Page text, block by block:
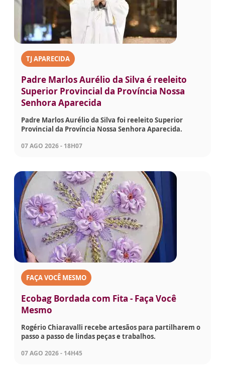
TJ APARECIDA
Padre Marlos Aurélio da Silva é reeleito
Superior Provincial da Província Nossa
Senhora Aparecida
Padre Marlos Aurélio da Silva foi reeleito Superior
Provincial da Província Nossa Senhora Aparecida.
07 AGO 2026 - 18H07
FAÇA VOCÊ MESMO
Ecobag Bordada com Fita - Faça Você
Mesmo
Rogério Chiaravalli recebe artesãos para partilharem o
passo a passo de lindas peças e trabalhos.
07 AGO 2026 - 14H45